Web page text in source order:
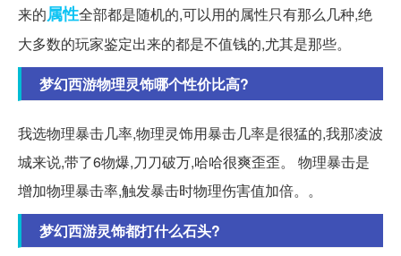
来的属性全部都是随机的,可以用的属性只有那么几种,绝
大多数的玩家鉴定出来的都是不值钱的,尤其是那些。
梦幻西游物理灵饰哪个性价比高?
我选物理暴击几率,物理灵饰用暴击几率是很猛的,我那凌波
城来说,带了6物爆,刀刀破万,哈哈很爽歪歪。 物理暴击是
增加物理暴击率,触发暴击时物理伤害值加倍。。
梦幻西游灵饰都打什么石头?